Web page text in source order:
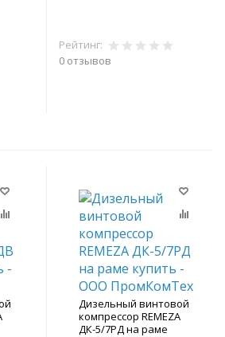
Рейтинг:
0 отзывов
Дизельный винтовой
компрессор REMEZA
ДК-5/7РД на раме